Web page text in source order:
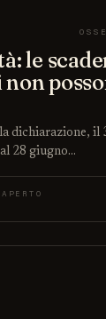
le
dichiarazione, il
28 giugno…